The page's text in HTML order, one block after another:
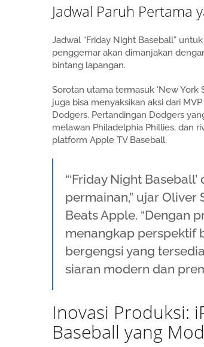
Jadwal Paruh Pertama
Jadwal “Friday Night Baseball”
penggemar akan dimanjakan
bintang lapangan.
Sorotan utama termasuk ‘New York
juga bisa menyaksikan aksi dari
Dodgers. Pertandingan Dodgers
melawan Philadelphia Phillies, dan
platform Apple TV Baseball.
“‘Friday Night
permainan,” ujar Oliver
Beats Apple. “Dengan
menangkap perspektif
bergengsi yang
siaran modern dan
Inovasi Produksi:
Baseball yang